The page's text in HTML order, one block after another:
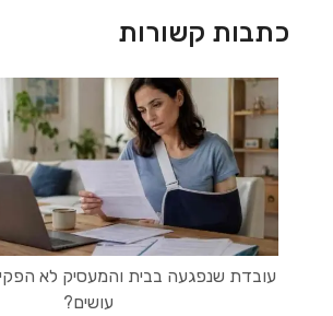
כתבות קשורות
עובדת שנפגעה בבית והמעסיק לא
עושים?